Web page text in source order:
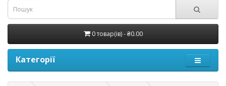
0 товар(ів) - ₴0.00
Категорії